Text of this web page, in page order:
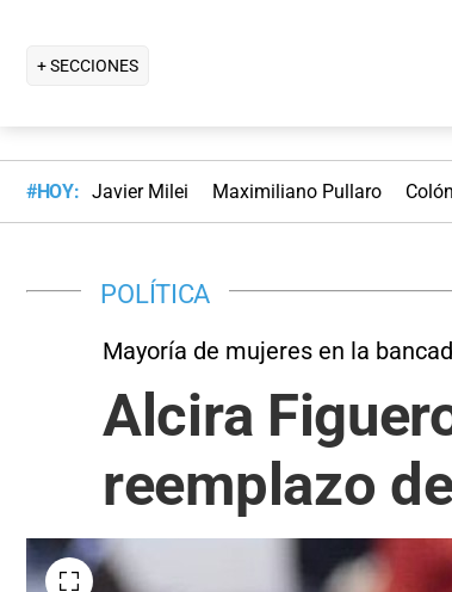
+ SECCIONES
#HOY: Javier Milei Maximiliano Pullaro Colón
POLÍTICA
Mayoría de mujeres en la
Alcira
reemplazo